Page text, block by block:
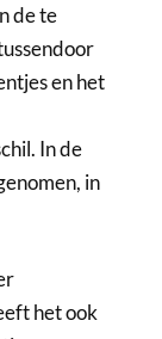
de te
en het
In de
in
het ook